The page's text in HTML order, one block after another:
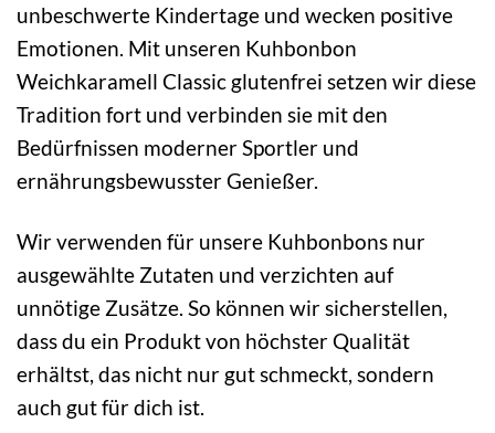
unbeschwerte Kindertage und wecken positive
Emotionen. Mit unseren Kuhbonbon
Weichkaramell Classic glutenfrei setzen wir diese
Tradition fort und verbinden sie mit den
Bedürfnissen moderner Sportler und
ernährungsbewusster Genießer.
Wir verwenden für unsere Kuhbonbons nur
ausgewählte Zutaten und verzichten auf
unnötige Zusätze. So können wir sicherstellen,
dass du ein Produkt von höchster Qualität
erhältst, das nicht nur gut schmeckt, sondern
auch gut für dich ist.